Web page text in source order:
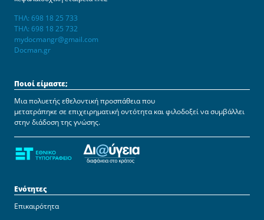
ΤΗΛ: 698 18 25 733
ΤΗΛ: 698 18 25 732
mydocmangr@gmail.com
Docman.gr
Ποιοί είμαστε;
Μια πολυετής εθελοντική προσπάθεια που
μετατράπηκε σε επιχειρηματική οντότητα και φιλοδοξεί να συμβάλλει
στην διάδοση της γνώσης.
Ενότητες
Επικαιρότητα